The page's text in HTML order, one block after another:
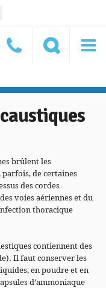
brûlent les
parfois, de certaines
des cordes
voies aériennes et du
thoracique
contiennent des
Il faut conserver les
en poudre et en
d’ammoniaque